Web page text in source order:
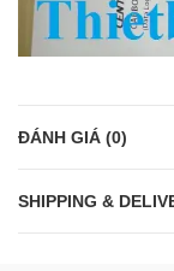
ĐÁNH GIÁ (0)
SHIPPING &